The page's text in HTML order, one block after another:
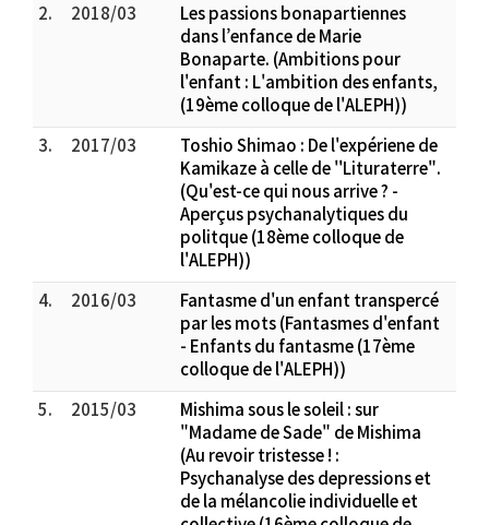
2.
2018/03
Les passions bonapartiennes
dans l’enfance de Marie
Bonaparte. (Ambitions pour
l'enfant : L'ambition des enfants,
(19ème colloque de l'ALEPH))
3.
2017/03
Toshio Shimao : De l'expériene de
Kamikaze à celle de ''Lituraterre".
(Qu'est-ce qui nous arrive ? -
Aperçus psychanalytiques du
politque (18ème colloque de
l'ALEPH))
4.
2016/03
Fantasme d'un enfant transpercé
par les mots (Fantasmes d'enfant
- Enfants du fantasme (17ème
colloque de l'ALEPH))
5.
2015/03
Mishima sous le soleil : sur
"Madame de Sade" de Mishima
(Au revoir tristesse ! :
Psychanalyse des depressions et
de la mélancolie individuelle et